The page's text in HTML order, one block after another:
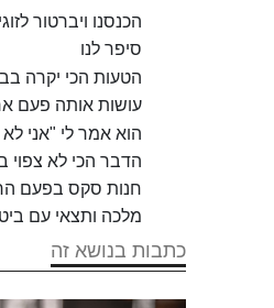
הכנסנו ויברטור
סיפר לנו
הטעות הכי יקרה
עושות אותה פעם
הוא אמר לי "אני
הדבר הכי לא צפוי
חנות סקס בפעם
מלכה ותצאי עם
כתבות בנושא זה